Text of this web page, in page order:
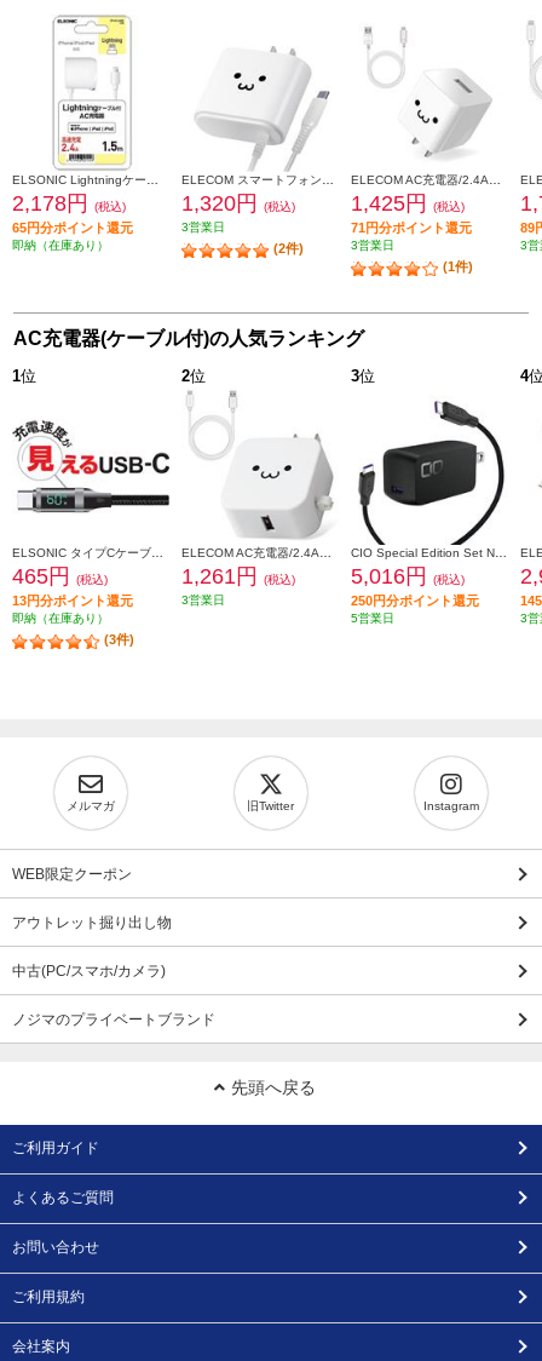
2,178円 (税込)
65円分ポイント還元
即納（在庫あり）
1,320円
(税込)
3営業日
(2件)
1,425円 (税込)
71円分ポイント還元
3営業日
(1件)
89
3営
AC充電器(ケーブル付)の人気ランキング
1位
465円 (税込)
13円分ポイント還元
即納（在庫あり）
(3件)
2位
1,261円
(税込)
3営業日
3位
5,016円 (税込)
250円分ポイント還元
5営業日
4
3営
メルマガ 旧Twitter Instagram
WEB限定クーポン
アウトレット掘り出し物
中古(PC/スマホ/カメラ)
ノジマのプライベートブランド
先頭へ戻る
ご利用ガイド
よくあるご質問
お問い合わせ
ご利用規約
会社案内